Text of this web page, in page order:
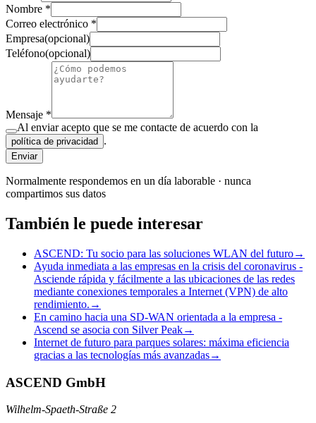
Nombre *
Correo electrónico *
Empresa(opcional)
Teléfono(opcional)
Mensaje *
Al enviar acepto que se me contacte de acuerdo con la
política de privacidad .
Enviar
Normalmente respondemos en un día laborable · nunca
compartimos sus datos
También le puede interesar
ASCEND: Tu socio para las soluciones WLAN del futuro→
Ayuda inmediata a las empresas en la crisis del coronavirus -
Asciende rápida y fácilmente a las ubicaciones de las redes
mediante conexiones temporales a Internet (VPN) de alto
rendimiento. →
En camino hacia una SD-WAN orientada a la empresa -
Ascend se asocia con Silver Peak→
Internet de futuro para parques solares: máxima eficiencia
gracias a las tecnologías más avanzadas→
ASCEND GmbH
Wilhelm-Spaeth-Straße 2